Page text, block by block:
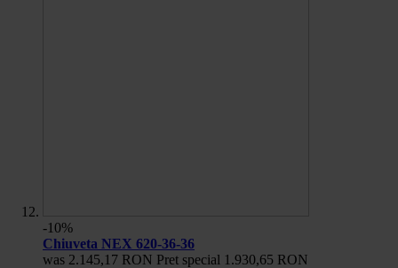
-10%
Chiuveta NEX 620-36-36
was 2.145,17 RON Pret special 1.930,65 RON